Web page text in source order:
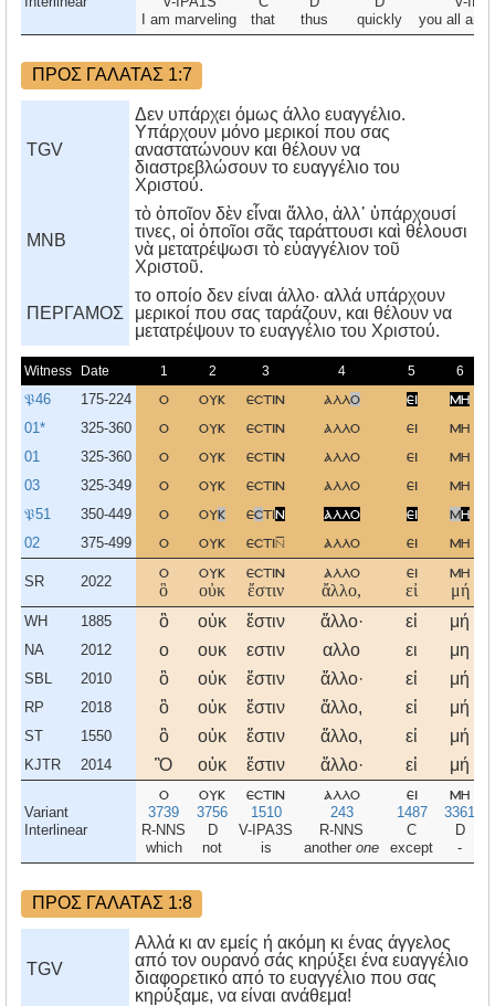
I am marveling
that
thus
quickly
you all are
ΠΡΟΣ ΓΑΛΑΤΑΣ 1:7
TGV
Δεν υπάρχει όμως άλλο ευαγγέλιο.
Υπάρχουν μόνο μερικοί που σας
αναστατώνουν και θέλουν να
διαστρεβλώσουν το ευαγγέλιο του
Χριστού.
MNB
τὸ ὁποῖον δὲν εἶναι ἄλλο, ἀλλ᾿ ὑπάρχουσί
τινες, οἱ ὁποῖοι σᾶς ταράττουσι καὶ θέλουσι
νὰ μετατρέψωσι τὸ εὐαγγέλιον τοῦ
Χριστοῦ.
ΠΕΡΓΑΜΟΣ
το οποίο δεν είναι άλλο· αλλά υπάρχουν
μερικοί που σας ταράζουν, και θέλουν να
μετατρέψουν το ευαγγέλιο του Xριστού.
Witness Date 1 2 3 4 5 6
𝔓46 175-224 ο ουκ εστιν αλλο ει μη
01* 325-360 ο ουκ εστιν αλλο ει μη
01 325-360 ο ουκ εστιν αλλο ει μη
03 325-349 ο ουκ εστιν αλλο ει μη
𝔓51 350-449 ο ουκ εστιν αλλο ει μη
02 375-499 ο ουκ εστι αλλο ει μη
SR 2022
ο
ὃ
ουκ
οὐκ
εστιν
ἔστιν
αλλο
ἄλλο,
ει
εἰ
μη
μή
WH 1885 ὃ οὐκ ἔστιν ἄλλο· εἰ μή
NA 2012 ο ουκ εστιν αλλο ει μη
SBL 2010 ὃ οὐκ ἔστιν ἄλλο· εἰ μή
RP 2018 ὃ οὐκ ἔστιν ἄλλο, εἰ μή
ST 1550 ὃ οὐκ ἔστιν ἄλλο, εἰ μή
KJTR 2014 Ὃ οὐκ ἔστιν ἄλλο· εἰ μή
Variant
Interlinear
ο
3739
R-NNS
which
ουκ
3756
D
not
εστιν
1510
V-IPA3S
is
αλλο
243
R-NNS
another one
ει
1487
C
except
μη
3361
D
-
ΠΡΟΣ ΓΑΛΑΤΑΣ 1:8
TGV
Αλλά κι αν εμείς ή ακόμη κι ένας άγγελος
από τον ουρανό σάς κηρύξει ένα ευαγγέλιο
διαφορετικό από το ευαγγέλιο που σας
κηρύξαμε, να είναι ανάθεμα!